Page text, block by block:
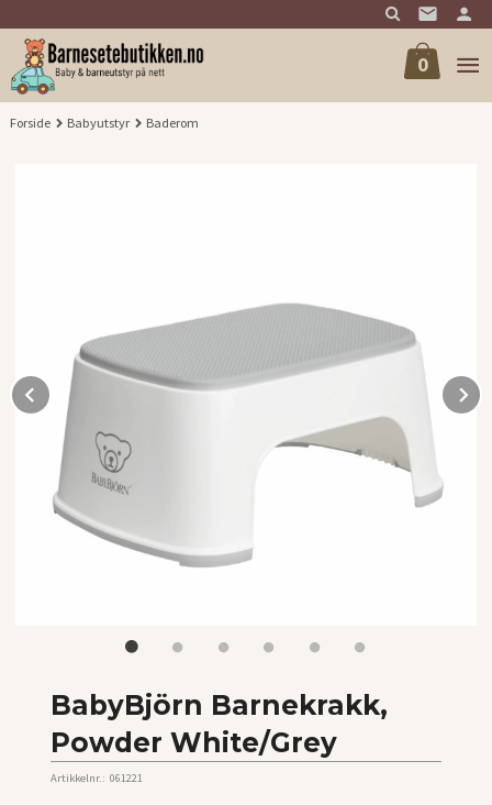
til
innholdet
0
Forside Babyutstyr Baderom
Prev
BabyBjörn Barnekrakk,
Powder White/Grey
Artikkelnr.: 061221